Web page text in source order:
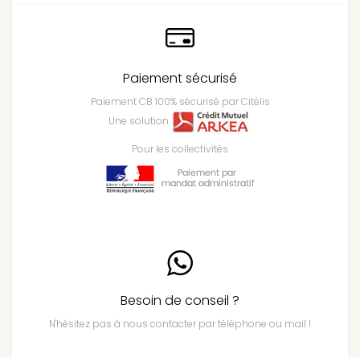
Paiement sécurisé
Paiement CB 100% sécurisé par Citélis
Une solution
Pour les collectivités
Besoin de conseil ?
N'hésitez pas à nous contacter par téléphone ou mail !